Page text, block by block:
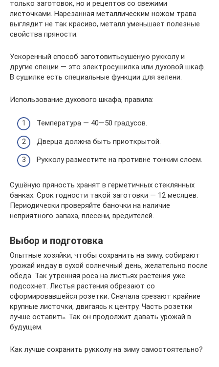
только заготовок, но и рецептов со свежими
листочками. Нарезанная металлическим ножом трава
выглядит не так красиво, металл уменьшает полезные
свойства пряности.
Ускоренный способ заготовитьсушёную рукколу и
другие специи — это электросушилка или духовой шкаф.
В сушилке есть специальные функции для зелени.
Использование духового шкафа, правила:
Температура — 40—50 градусов.
Дверца должна быть приоткрытой.
Рукколу разместите на противне тонким слоем.
Сушёную пряность хранят в герметичных стеклянных
банках. Срок годности такой заготовки — 12 месяцев.
Периодически проверяйте баночки на наличие
неприятного запаха, плесени, вредителей.
Выбор и подготовка
Опытные хозяйки, чтобы сохранить на зиму, собирают
урожай индау в сухой солнечный день, желательно после
обеда. Так утренняя роса на листьях растения уже
подсохнет. Листья растения обрезают со
сформировавшейся розетки. Сначала срезают крайние
крупные листочки, двигаясь к центру. Часть розетки
лучше оставить. Так он продолжит давать урожай в
будущем.
Как лучше сохранить рукколу на зиму самостоятельно?